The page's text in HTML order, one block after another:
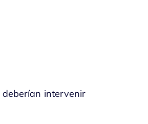
deberían intervenir